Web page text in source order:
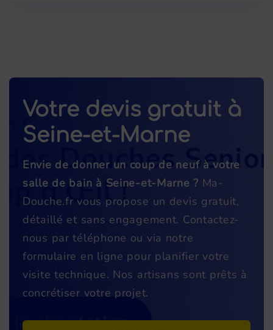
Votre devis gratuit à
Seine-et-Marne
Envie de donner un coup de neuf à votre
salle de bain à Seine-et-Marne ? Ma-
Douche.fr vous propose un devis gratuit,
détaillé et sans engagement. Contactez-
nous par téléphone ou via notre
formulaire en ligne pour planifier votre
visite technique. Nos artisans sont prêts à
concrétiser votre projet.